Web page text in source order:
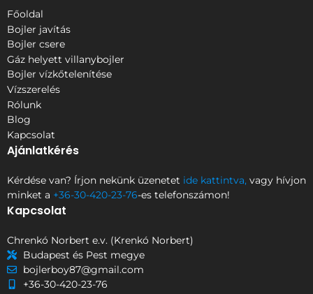
Főoldal
Bojler javítás
Bojler csere
Gáz helyett villanybojler
Bojler vízkőtelenítése
Vízszerelés
Rólunk
Blog
Kapcsolat
Ajánlatkérés
Kérdése van? Írjon nekünk üzenetet ide kattintva, vagy hívjon
minket a +36-30-420-23-76-es telefonszámon!
Kapcsolat
Chrenkó Norbert e.v. (Krenkó Norbert)
Budapest és Pest megye
bojlerboy87@gmail.com
+36-30-420-23-76